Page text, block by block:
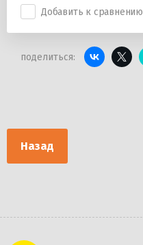
Добавить к сравнению
поделиться:
Назад